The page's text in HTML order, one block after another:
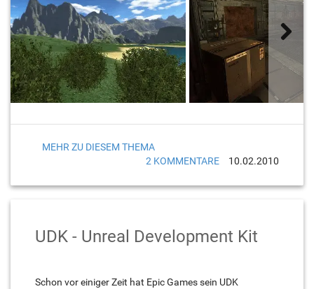
MEHR ZU DIESEM THEMA
2 KOMMENTARE
10.02.2010
UDK - Unreal Development Kit
Schon vor einiger Zeit hat Epic Games sein UDK